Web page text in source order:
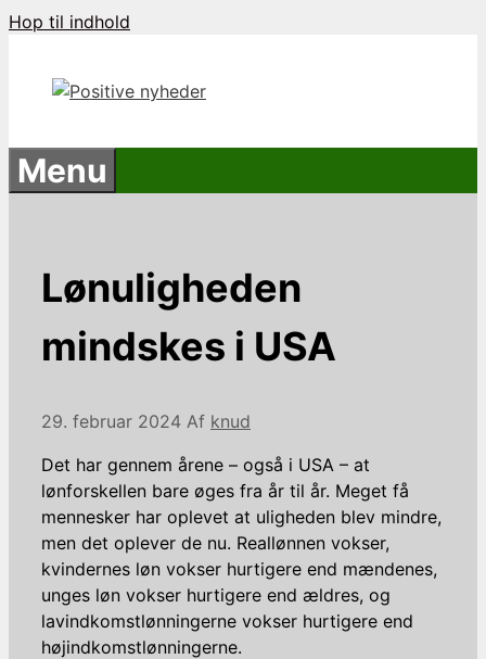
Hop til indhold
Menu
Lønuligheden
mindskes i USA
29. februar 2024 Af knud
Det har gennem årene – også i USA – at
lønforskellen bare øges fra år til år. Meget få
mennesker har oplevet at uligheden blev mindre,
men det oplever de nu. Reallønnen vokser,
kvindernes løn vokser hurtigere end mændenes,
unges løn vokser hurtigere end ældres, og
lavindkomstlønningerne vokser hurtigere end
højindkomstlønningerne.